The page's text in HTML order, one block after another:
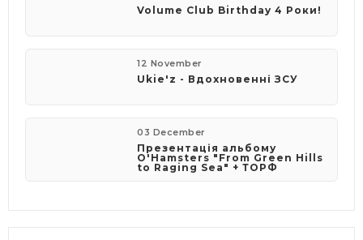
Volume Club Birthday 4 Роки!
12 November
Ukie'z - Вдохновенні ЗСУ
03 December
Презентація альбому
O'Hamsters "From Green Hills
to Raging Sea" + ТОРФ